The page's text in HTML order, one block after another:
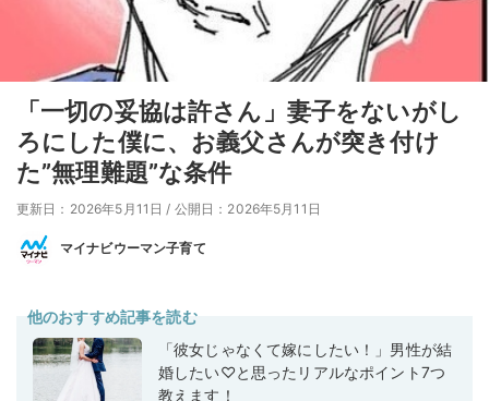
「一切の妥協は許さん」妻子をないがし
ろにした僕に、お義父さんが突き付け
た”無理難題”な条件
更新日：2026年5月11日 / 公開日：2026年5月11日
マイナビウーマン子育て
他のおすすめ記事を読む
「彼女じゃなくて嫁にしたい！」男性が結
婚したい♡と思ったリアルなポイント7つ
教えます！